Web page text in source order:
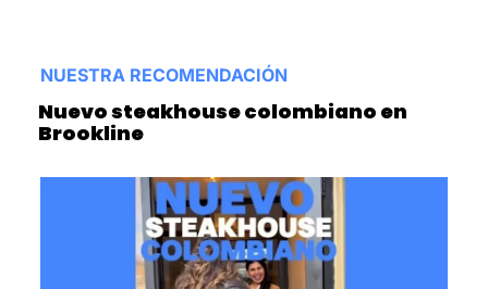
NUESTRA RECOMENDACIÓN
Nuevo steakhouse colombiano en
Brookline